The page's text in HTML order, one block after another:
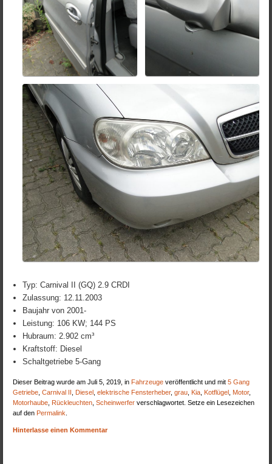
Typ: Carnival II (GQ) 2.9 CRDI
Zulassung: 12.11.2003
Baujahr von 2001-
Leistung: 106 KW; 144 PS
Hubraum: 2.902 cm³
Kraftstoff: Diesel
Schaltgetriebe 5-Gang
Dieser Beitrag wurde am Juli 5, 2019, in Fahrzeuge veröffentlicht und mit5 Gang
Getriebe ,Carnival II Diesel ,elektrische Fensterheber,grau Kia Kotflügel Motor,
Motorhaube Rückleuchten ,Scheinwerfer verschlagwortet. Setze ein Lesezeichen
auf den Permalink
Hinterlasse einen Kommentar